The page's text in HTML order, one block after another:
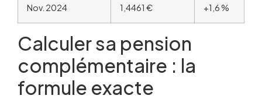
Nov. 2024 1,4461 € +1,6 %
Calculer sa pension
complémentaire : la
formule exacte